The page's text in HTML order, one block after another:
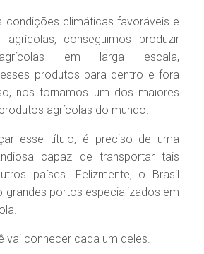
condições climáticas favoráveis e
conseguimos produzir
em larga escala,
produtos para dentro e fora
nos tornamos um dos maiores
agrícolas do mundo.
esse título, é preciso de uma
capaz de transportar tais
países. Felizmente, o Brasil
grandes portos especializados em
vai conhecer cada um deles.